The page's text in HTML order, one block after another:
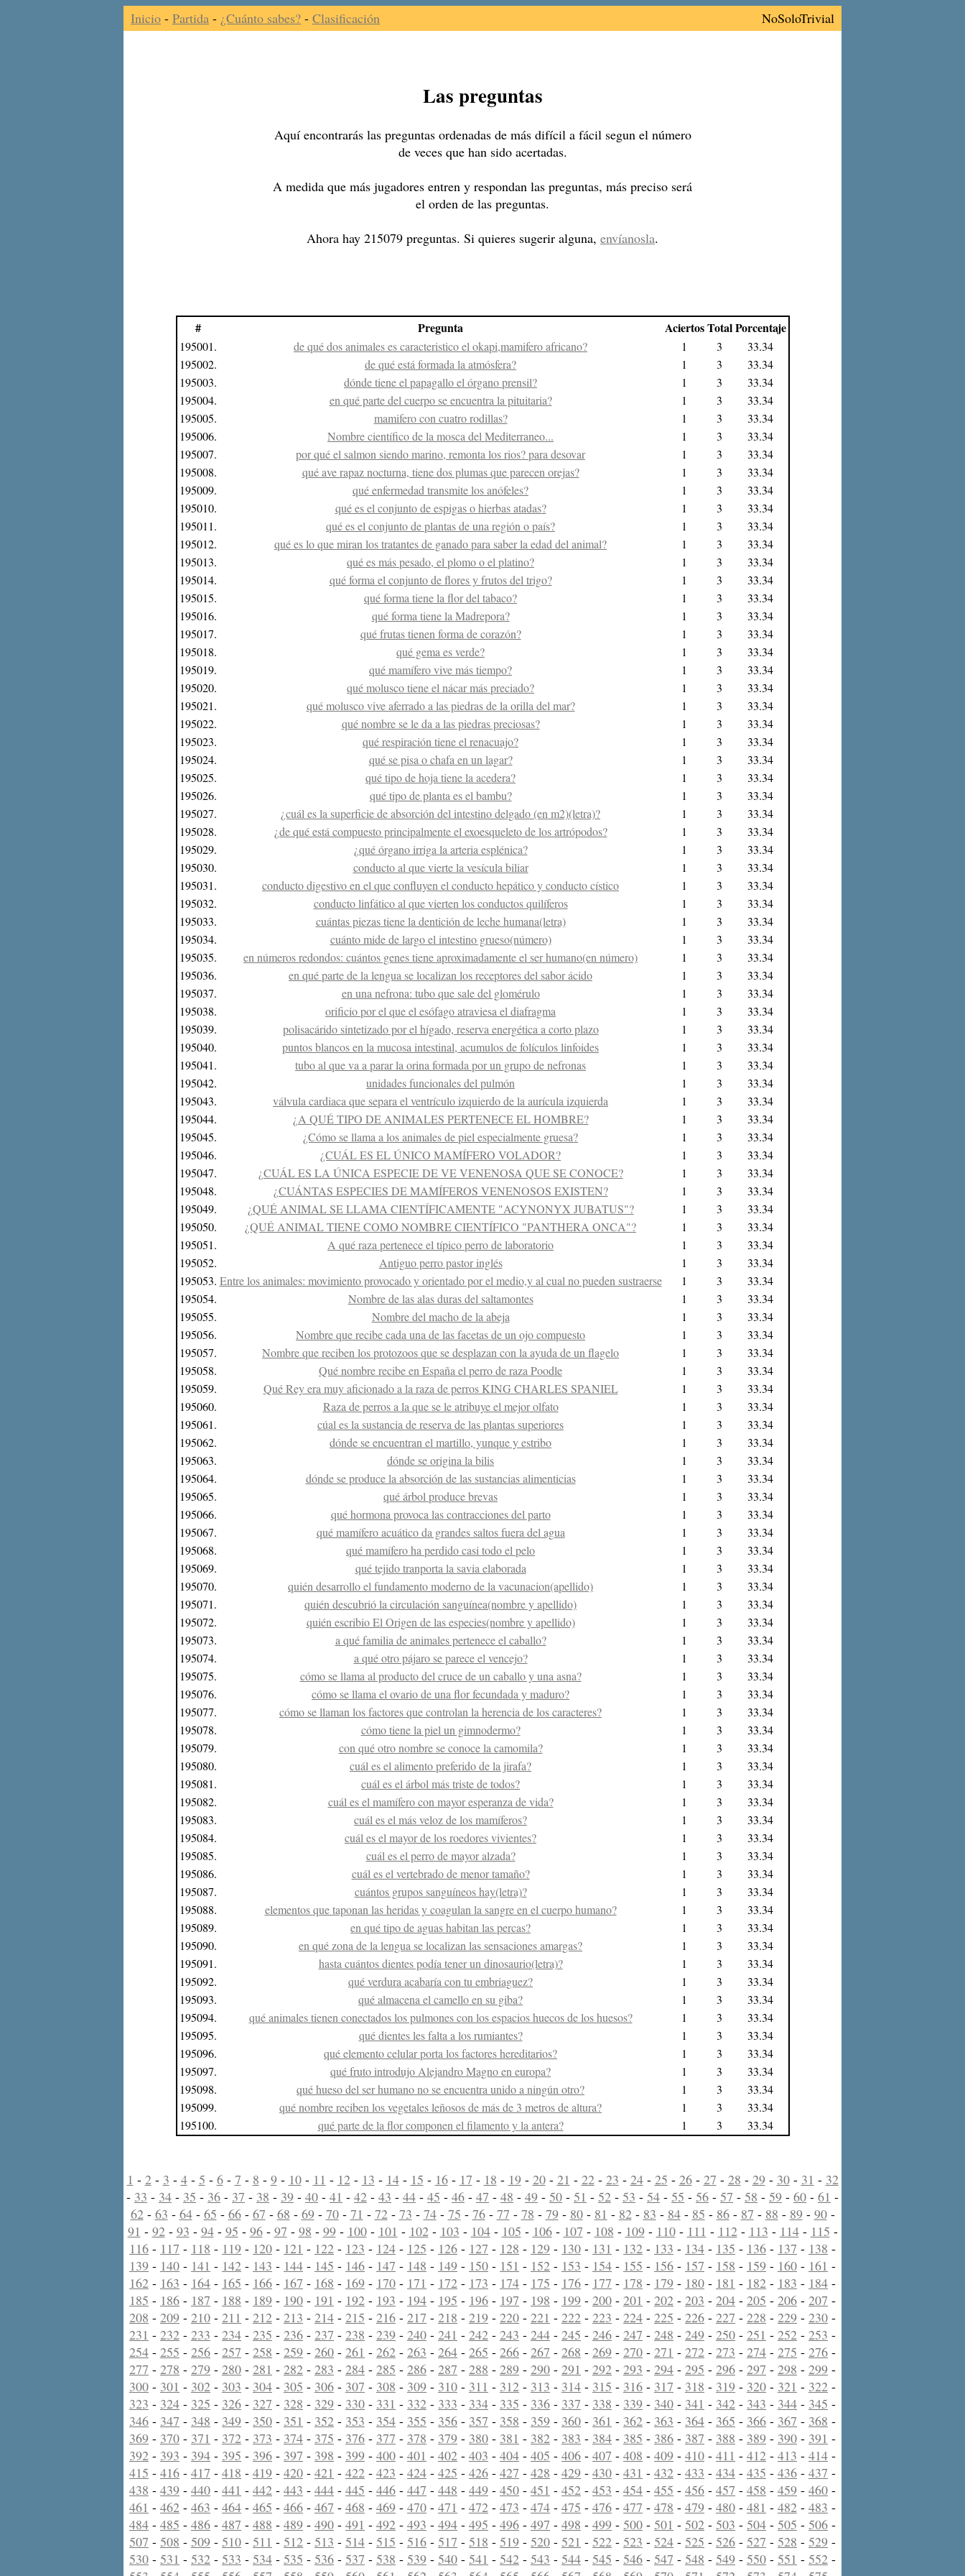
Inicio - Partida - ¿Cuánto sabes? - Clasificación NoSoloTrivial
Las preguntas
Aquí encontrarás las preguntas ordenadas de más difícil a fácil segun el número
de veces que han sido acertadas.
A medida que más jugadores entren y respondan las preguntas, más preciso será
el orden de las preguntas.
Ahora hay 215079 preguntas. Si quieres sugerir alguna, envíanosla.
# Pregunta AciertosTotalPorcentaje
195001. de qué dos animales es caracteristico el okapi,mamifero africano? 1 3
33.34
195002.
de qué está formada la atmósfera? 1 3
33.34
195003.
dónde tiene el papagallo el órgano prensil? 1 3
33.34
195004.
en qué parte del cuerpo se encuentra la pituitaria? 1 3
33.34
195005.
mamifero con cuatro rodillas? 1 3
33.34
195006.
Nombre científico de la mosca del Mediterraneo... 1 3
33.34
195007.
por qué el salmon siendo marino, remonta los rios? para desovar 1 3
33.34
195008.
qué ave rapaz nocturna, tiene dos plumas que parecen orejas? 1 3
33.34
195009.
qué enfermedad transmite los anófeles? 1 3
33.34
195010.
qué es el conjunto de espigas o hierbas atadas? 1 3
33.34
195011.
qué es el conjunto de plantas de una región o país? 1 3
33.34
195012.
qué es lo que miran los tratantes de ganado para saber la edad del animal? 1 3
33.34
195013.
qué es más pesado, el plomo o el platino? 1 3
33.34
195014.
qué forma el conjunto de flores y frutos del trigo? 1 3
33.34
195015.
qué forma tiene la flor del tabaco? 1 3
33.34
195016.
qué forma tiene la Madrepora? 1 3
33.34
195017.
qué frutas tienen forma de corazón? 1 3
33.34
195018.
qué gema es verde? 1 3
33.34
195019.
qué mamífero vive más tiempo? 1 3
33.34
195020.
qué molusco tiene el nácar más preciado? 1 3
33.34
195021.
qué molusco vive aferrado a las piedras de la orilla del mar? 1 3
33.34
195022.
qué nombre se le da a las piedras preciosas? 1 3
33.34
195023.
qué respiración tiene el renacuajo? 1 3
33.34
195024.
qué se pisa o chafa en un lagar? 1 3
33.34
195025.
qué tipo de hoja tiene la acedera? 1 3
33.34
195026.
qué tipo de planta es el bambu? 1 3
33.34
195027.
¿cuál es la superficie de absorción del intestino delgado (en m2)(letra)? 1 3
33.34
195028.
¿de qué está compuesto principalmente el exoesqueleto de los artrópodos? 1 3
33.34
195029.
¿qué órgano irriga la arteria esplénica? 1 3
33.34
195030.
conducto al que vierte la vesícula biliar 1 3
33.34
195031.
conducto digestivo en el que confluyen el conducto hepático y conducto cístico 1 3
33.34
195032.
conducto linfático al que vierten los conductos quilíferos 1 3
33.34
195033.
cuántas piezas tiene la dentición de leche humana(letra) 1 3
33.34
195034.
cuánto mide de largo el intestino grueso(número) 1 3
33.34
195035.
en números redondos: cuántos genes tiene aproximadamente el ser humano(en número) 1 3
33.34
195036.
en qué parte de la lengua se localizan los receptores del sabor ácido 1 3
33.34
195037.
en una nefrona: tubo que sale del glomérulo 1 3
33.34
195038.
orificio por el que el esófago atraviesa el diafragma 1 3
33.34
195039.
polisacárido sintetizado por el hígado, reserva energética a corto plazo 1 3
33.34
195040.
puntos blancos en la mucosa intestinal, acumulos de folículos linfoides 1 3
33.34
195041.
tubo al que va a parar la orina formada por un grupo de nefronas 1 3
33.34
195042.
unidades funcionales del pulmón 1 3
33.34
195043.
válvula cardiaca que separa el ventrículo izquierdo de la aurícula izquierda 1 3
33.34
195044.
¿A QUÉ TIPO DE ANIMALES PERTENECE EL HOMBRE? 1 3
33.34
195045.
¿Cómo se llama a los animales de piel especialmente gruesa? 1 3
33.34
195046.
¿CUÁL ES EL ÚNICO MAMÍFERO VOLADOR? 1 3
33.34
195047.
¿CUÁL ES LA ÚNICA ESPECIE DE VE VENENOSA QUE SE CONOCE? 1 3
33.34
195048.
¿CUÁNTAS ESPECIES DE MAMÍFEROS VENENOSOS EXISTEN? 1 3
33.34
195049.
¿QUÉ ANIMAL SE LLAMA CIENTÍFICAMENTE "ACYNONYX JUBATUS"? 1 3
33.34
195050.
¿QUÉ ANIMAL TIENE COMO NOMBRE CIENTÍFICO "PANTHERA ONCA"? 1 3
33.34
195051.
A qué raza pertenece el típico perro de laboratorio 1 3
33.34
195052.
Antiguo perro pastor inglés 1 3
33.34
195053. Entre los animales: movimiento provocado y orientado por el medio,y al cual no pueden sustraerse 1 3
33.34
195054.
Nombre de las alas duras del saltamontes 1 3
33.34
195055.
Nombre del macho de la abeja 1 3
33.34
195056.
Nombre que recibe cada una de las facetas de un ojo compuesto 1 3
33.34
195057.
Nombre que reciben los protozoos que se desplazan con la ayuda de un flagelo 1 3
33.34
195058.
Qué nombre recibe en España el perro de raza Poodle 1 3
33.34
195059.
Qué Rey era muy aficionado a la raza de perros KING CHARLES SPANIEL 1 3
33.34
195060.
Raza de perros a la que se le atribuye el mejor olfato 1 3
33.34
195061.
cúal es la sustancia de reserva de las plantas superiores 1 3
33.34
195062.
dónde se encuentran el martillo, yunque y estribo 1 3
33.34
195063.
dónde se origina la bilis 1 3
33.34
195064.
dónde se produce la absorción de las sustancias alimenticias 1 3
33.34
195065.
qué árbol produce brevas 1 3
33.34
195066.
qué hormona provoca las contracciones del parto 1 3
33.34
195067.
qué mamífero acuático da grandes saltos fuera del agua 1 3
33.34
195068.
qué mamífero ha perdido casi todo el pelo 1 3
33.34
195069.
qué tejido tranporta la savia elaborada 1 3
33.34
195070.
quién desarrollo el fundamento moderno de la vacunacion(apellido) 1 3
33.34
195071.
quién descubrió la circulación sanguínea(nombre y apellido) 1 3
33.34
195072.
quién escribio El Origen de las especies(nombre y apellido) 1 3
33.34
195073.
a qué familia de animales pertenece el caballo? 1 3
33.34
195074.
a qué otro pájaro se parece el vencejo? 1 3
33.34
195075.
cómo se llama al producto del cruce de un caballo y una asna? 1 3
33.34
195076.
cómo se llama el ovario de una flor fecundada y maduro? 1 3
33.34
195077.
cómo se llaman los factores que controlan la herencia de los caracteres? 1 3
33.34
195078.
cómo tiene la piel un gimnodermo? 1 3
33.34
195079.
con qué otro nombre se conoce la camomila? 1 3
33.34
195080.
cuál es el alimento preferido de la jirafa? 1 3
33.34
195081.
cuál es el árbol más triste de todos? 1 3
33.34
195082.
cuál es el mamífero con mayor esperanza de vida? 1 3
33.34
195083.
cuál es el más veloz de los mamíferos? 1 3
33.34
195084.
cuál es el mayor de los roedores vivientes? 1 3
33.34
195085.
cuál es el perro de mayor alzada? 1 3
33.34
195086.
cuál es el vertebrado de menor tamaño? 1 3
33.34
195087.
cuántos grupos sanguíneos hay(letra)? 1 3
33.34
195088.
elementos que taponan las heridas y coagulan la sangre en el cuerpo humano? 1 3
33.34
195089.
en qué tipo de aguas habitan las percas? 1 3
33.34
195090.
en qué zona de la lengua se localizan las sensaciones amargas? 1 3
33.34
195091.
hasta cuántos dientes podía tener un dinosaurio(letra)? 1 3
33.34
195092.
qué verdura acabaría con tu embriaguez? 1 3
33.34
195093.
qué almacena el camello en su giba? 1 3
33.34
195094.
qué animales tienen conectados los pulmones con los espacios huecos de los huesos? 1 3
33.34
195095.
qué dientes les falta a los rumiantes? 1 3
33.34
195096.
qué elemento celular porta los factores hereditarios? 1 3
33.34
195097.
qué fruto introdujo Alejandro Magno en europa? 1 3
33.34
195098.
qué hueso del ser humano no se encuentra unido a ningún otro? 1 3
33.34
195099.
qué nombre reciben los vegetales leñosos de más de 3 metros de altura? 1 3
33.34
195100.
qué parte de la flor componen el filamento y la antera? 1 3 33.34
1 - 2 - 3 - 4- 5 - 6- 7 - 8 - 9- 10- 11 - 12 - 13 - 14- 15 - 16- 17 - 18 - 19- 20- 21 - 22 - 23 - 24- 25 - 26- 27 - 28 - 29- 30- 31 - 32
- 33 - 34 - 35 - 36 - 37 - 38 - 39 - 40 - 41 - 42 - 43 - 44 - 45 - 46 - 47 - 48 - 49 - 50 - 51 - 52 - 53 - 54 - 55 - 56 - 57 - 58 - 59 - 60 - 61 -
62 - 63 - 64- 65 - 66- 67 - 68 - 69- 70- 71 - 72 - 73 - 74- 75 - 76- 77 - 78 - 79- 80- 81 - 82 - 83 - 84- 85 - 86- 87 - 88 - 89- 90-
91 - 92 - 93 - 94- 95 - 96- 97 - 98 - 99- 100- 101 - 102 - 103 - 104- 105 - 106- 107 - 108 - 109- 110- 111 - 112 - 113 - 114- 115 -
116 - 117 - 118 - 119 - 120 - 121 - 122 - 123 - 124 - 125 - 126 - 127 - 128 - 129 - 130 - 131 - 132 - 133 - 134 - 135 - 136 - 137 - 138 -
139 - 140 - 141 - 142 - 143 - 144 - 145 - 146 - 147 - 148 - 149 - 150 - 151 - 152 - 153 - 154 - 155 - 156 - 157 - 158 - 159 - 160 - 161 -
162 - 163 - 164 - 165 - 166 - 167 - 168 - 169 - 170 - 171 - 172 - 173 - 174 - 175 - 176 - 177 - 178 - 179 - 180 - 181 - 182 - 183 - 184 -
185 - 186 - 187 - 188 - 189 - 190 - 191 - 192 - 193 - 194 - 195 - 196 - 197 - 198 - 199 - 200 - 201 - 202 - 203 - 204 - 205 - 206 - 207 -
208 - 209 - 210 - 211 - 212 - 213 - 214 - 215 - 216 - 217 - 218 - 219 - 220 - 221 - 222 - 223 - 224 - 225 - 226 - 227 - 228 - 229 - 230 -
231 - 232 - 233 - 234 - 235 - 236 - 237 - 238 - 239 - 240 - 241 - 242 - 243 - 244 - 245 - 246 - 247 - 248 - 249 - 250 - 251 - 252 - 253 -
254 - 255 - 256 - 257 - 258 - 259 - 260 - 261 - 262 - 263 - 264 - 265 - 266 - 267 - 268 - 269 - 270 - 271 - 272 - 273 - 274 - 275 - 276 -
277 - 278 - 279 - 280 - 281 - 282 - 283 - 284 - 285 - 286 - 287 - 288 - 289 - 290 - 291 - 292 - 293 - 294 - 295 - 296 - 297 - 298 - 299 -
300 - 301 - 302 - 303 - 304 - 305 - 306 - 307 - 308 - 309 - 310 - 311 - 312 - 313 - 314 - 315 - 316 - 317 - 318 - 319 - 320 - 321 - 322 -
323 - 324 - 325 - 326 - 327 - 328 - 329 - 330 - 331 - 332 - 333 - 334 - 335 - 336 - 337 - 338 - 339 - 340 - 341 - 342 - 343 - 344 - 345 -
346 - 347 - 348 - 349 - 350 - 351 - 352 - 353 - 354 - 355 - 356 - 357 - 358 - 359 - 360 - 361 - 362 - 363 - 364 - 365 - 366 - 367 - 368 -
369 - 370 - 371 - 372 - 373 - 374 - 375 - 376 - 377 - 378 - 379 - 380 - 381 - 382 - 383 - 384 - 385 - 386 - 387 - 388 - 389 - 390 - 391 -
392 - 393 - 394 - 395 - 396 - 397 - 398 - 399 - 400 - 401 - 402 - 403 - 404 - 405 - 406 - 407 - 408 - 409 - 410 - 411 - 412 - 413 - 414 -
415 - 416 - 417 - 418 - 419 - 420 - 421 - 422 - 423 - 424 - 425 - 426 - 427 - 428 - 429 - 430 - 431 - 432 - 433 - 434 - 435 - 436 - 437 -
438 - 439 - 440 - 441 - 442 - 443 - 444 - 445 - 446 - 447 - 448 - 449 - 450 - 451 - 452 - 453 - 454 - 455 - 456 - 457 - 458 - 459 - 460 -
461 - 462 - 463 - 464 - 465 - 466 - 467 - 468 - 469 - 470 - 471 - 472 - 473 - 474 - 475 - 476 - 477 - 478 - 479 - 480 - 481 - 482 - 483 -
484 - 485 - 486 - 487 - 488 - 489 - 490 - 491 - 492 - 493 - 494 - 495 - 496 - 497 - 498 - 499 - 500 - 501 - 502 - 503 - 504 - 505 - 506 -
507 - 508 - 509 - 510 - 511 - 512 - 513 - 514 - 515 - 516 - 517 - 518 - 519 - 520 - 521 - 522 - 523 - 524 - 525 - 526 - 527 - 528 - 529 -
530 - 531 - 532 - 533 - 534 - 535 - 536 - 537 - 538 - 539 - 540 - 541 - 542 - 543 - 544 - 545 - 546 - 547 - 548 - 549 - 550 - 551 - 552 -